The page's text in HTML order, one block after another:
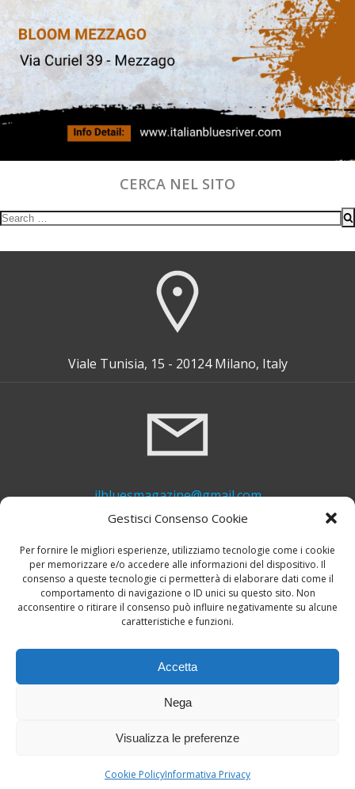
Gestisci Consenso Cookie
Per fornire le migliori esperienze, utilizziamo tecnologie come i cookie
per memorizzare e/o accedere alle informazioni del dispositivo. Il
consenso a queste tecnologie ci permetterà di elaborare dati come il
comportamento di navigazione o ID unici su questo sito. Non
acconsentire o ritirare il consenso può influire negativamente su alcune
caratteristiche e funzioni.
Accetta
Nega
Visualizza le preferenze
Cookie PolicyInformativa Privacy
CERCA NEL SITO
Search
Viale Tunisia, 15 - 20124 Milano, Italy
ilbluesmagazine@gmail.com
+39 339 748 6635
© 2026 Il Blues Magazine. Powered by